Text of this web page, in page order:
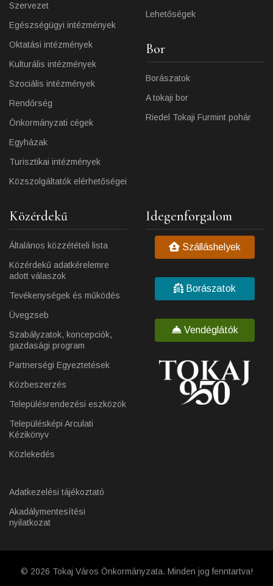
Szervezet
Egészségügyi intézmények
Oktatási intézmények
Kulturális intézmények
Szociális intézmények
Rendőrség
Önkormányzati cégek
Egyházak
Turisztikai intézmények
Közszolgáltatók elérhetőségei
Lehetőségek
Bor
Borászatok
A tokaji bor
Riedel Tokaji Furmint pohár
Közérdekű
Általános közzétételi lista
Közérdekű adatkérelemre
adott válaszok
Tevékenységek és működés
Üvegzseb
Szabályzatok, koncepciók,
gazdasági program
Partnerségi Egyeztetések
Közbeszerzés
Településrendezési eszközök
Településképi Arculati
Kézikönyv
Közlekedés
Adatkezelési tájékoztató
Akadálymentesítési
nyilatkozat
Idegenforgalom
Szálláshelyek
Borászatok
Vendéglátók
© 2026 Tokaj Város Önkormányzata. Minden jog fenntartva!